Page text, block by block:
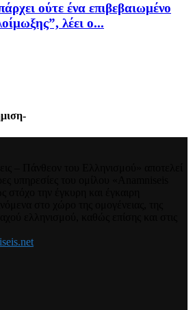
ούτε ένα επιβεβαιωμένο
λέει ο...